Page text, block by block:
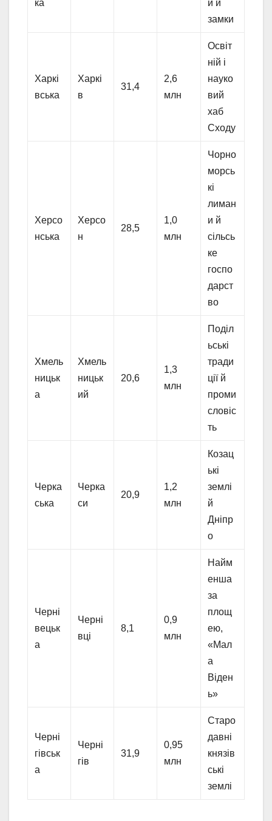
ка
и й
замки
Харкі
вська
Харкі
в
31,4
2,6
млн
Освіт
ній і
науко
вий
хаб
Сходу
Херсо
нська
Херсо
н
28,5
1,0
млн
Чорно
морсь
кі
лиман
и й
сільсь
ке
госпо
дарст
во
Хмель
ницьк
а
Хмель
ницьк
ий
20,6
1,3
млн
Поділ
ьські
тради
ції й
проми
словіс
ть
Черка
ська
Черка
си
20,9
1,2
млн
Козац
ькі
землі
й
Дніпр
о
Черні
вецьк
а
Черні
вці
8,1
0,9
млн
Найм
енша
за
площ
ею,
«Мал
а
Віден
ь»
Черні
гівськ
а
Черні
гів
31,9
0,95
млн
Старо
давні
князів
ські
землі